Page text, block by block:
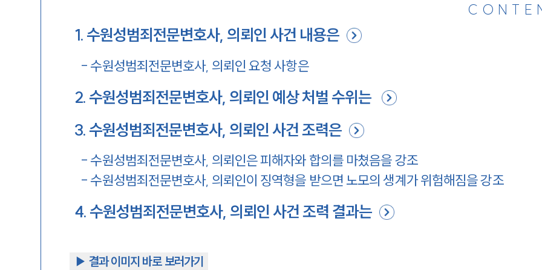
1. 수원성범죄전문변호사, 의뢰인 사건 내용은
- 수원성범죄전문변호사, 의뢰인 요청 사항은
2. 수원성범죄전문변호사, 의뢰인 예상 처벌 수위는
3. 수원성범죄전문변호사, 의뢰인 사건 조력은
- 수원성범죄전문변호사, 의뢰인은 피해자와 합의를 마쳤음을 강조
- 수원성범죄전문변호사, 의뢰인이 징역형을 받으면 노모의 생계가 위험해짐을 강조
4. 수원성범죄전문변호사, 의뢰인 사건 조력 결과는
▶︎ 결과 이미지 바로 보러가기